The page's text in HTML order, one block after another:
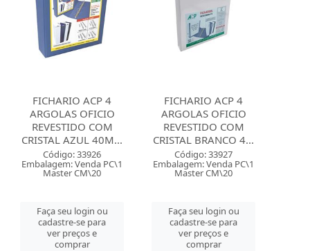
FICHARIO ACP 4
ARGOLAS OFICIO
REVESTIDO COM
CRISTAL AZUL 40M...
Código: 33926
Embalagem: Venda PC\1
Master CM\20
Faça seu login ou
cadastre-se para
ver preços e
comprar
FICHARIO ACP 4
ARGOLAS OFICIO
REVESTIDO COM
CRISTAL BRANCO 4...
Código: 33927
Embalagem: Venda PC\1
Master CM\20
Faça seu login ou
cadastre-se para
ver preços e
comprar